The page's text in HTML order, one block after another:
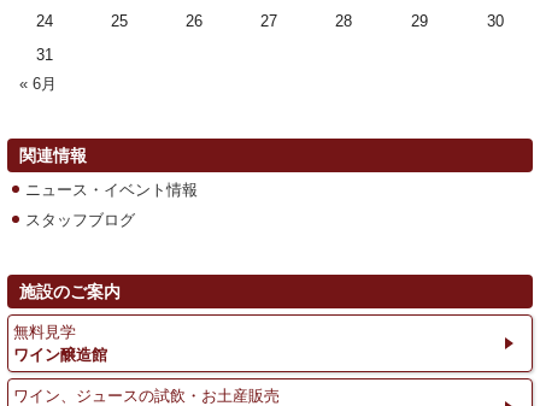
« 6月
24
25 26 27 28 29
30
31
関連情報
ニュース・イベント情報
スタッフブログ
施設のご案内
無料見学
ワイン醸造館
ワイン、ジュースの試飲・お土産販売